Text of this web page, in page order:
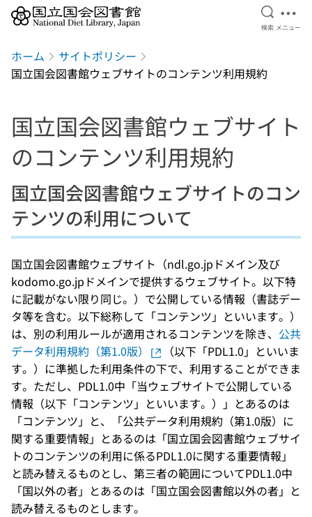
検索を
検索 メ
メニュー
ホーム
サイトポリシー
国立国会図書館ウェブサイトのコンテンツ利用規約
国立国会図書館ウェブサイト
のコンテンツ利用規約
国立国会図書館ウェブサイトのコン
テンツの利用について
国立国会図書館ウェブサイト（ndl.go.jpドメイン及び
kodomo.go.jpドメインで提供するウェブサイト。以下特
に記載がない限り同じ。）で公開している情報（書誌デー
タ等を含む。以下総称して「コンテンツ」といいます。）
は、別の利用ルールが適用されるコンテンツを除き、 公共
データ利用規約（第1.0版）
（以下「PDL1.0」といいま
す。）に準拠した利用条件の下で、利用することができま
す。ただし、PDL1.0中「当ウェブサイトで公開している
情報（以下「コンテンツ」といいます。）」とあるのは
「コンテンツ」と、「公共データ利用規約（第1.0版）に
関する重要情報」とあるのは「国立国会図書館ウェブサイ
トのコンテンツの利用に係るPDL1.0に関する重要情報」
と読み替えるものとし、第三者の範囲についてPDL1.0中
「国以外の者」とあるのは「国立国会図書館以外の者」と
読み替えるものとします。